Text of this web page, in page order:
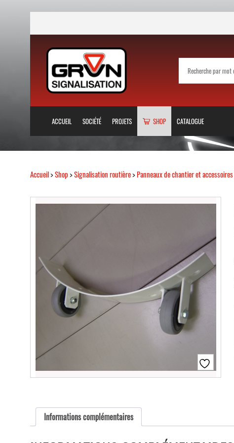
ACCUEIL SOCIÉTÉ PROJETS SHOP CATALOGUE
Accueil>Shop>Signalisation routière>Panneaux de chantier et accessoires
Informations complémentaires